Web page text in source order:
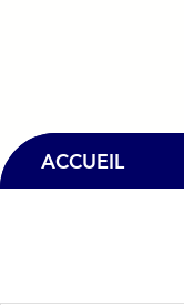
ACCUEIL